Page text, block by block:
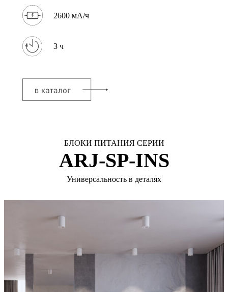
2600 мА/ч
3 ч
БЛОКИ ПИТАНИЯ СЕРИИ
ARJ-SP-INS
Универсальность в деталях